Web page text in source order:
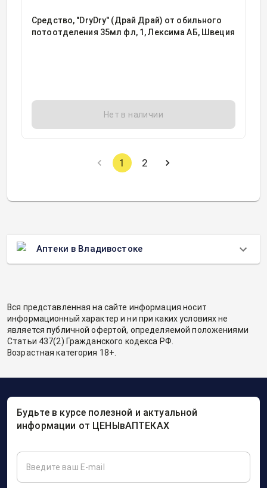
Средство, "DryDry" (Драй Драй) от обильного
потоотделения 35мл фл, 1, Лексима АБ, Швеция
Нет в наличии
1 2
Аптеки в Владивостоке
Вся представленная на сайте информация носит
информационный характер и ни при каких условиях не
является публичной офертой, определяемой положениями
Статьи 437(2) Гражданского кодекса РФ.
Возрастная категория 18+.
Будьте в курсе полезной и актуальной
информации от ЦЕНЫвАПТЕКАХ